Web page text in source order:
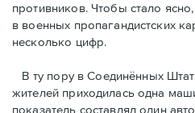
противников. Чтобы стало
в военных пропагандистских
несколько цифр.
В ту пору в Соединённых
жителей приходилась одна
показатель составлял один